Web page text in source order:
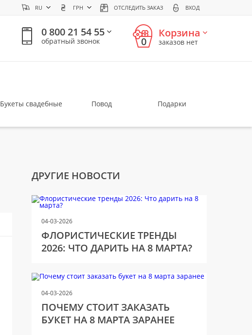
RU ГРН ОТСЛЕДИТЬ ЗАКАЗ ВХОД
0 800 21 54 55
обратный звонок 0
Корзина
заказов нет
Букеты свадебные Повод Подарки
ДРУГИЕ НОВОСТИ
04-03-2026
ФЛОРИСТИЧЕСКИЕ ТРЕНДЫ
2026: ЧТО ДАРИТЬ НА 8 МАРТА?
04-03-2026
ПОЧЕМУ СТОИТ ЗАКАЗАТЬ
БУКЕТ НА 8 МАРТА ЗАРАНЕЕ